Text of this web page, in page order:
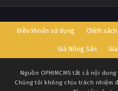
Điều khoản sử dụng Chính
Giá Nông Sản
Nguồn OPHIMCMS tất cả nội dung
Chúng tôi không chịu trách nhiệm